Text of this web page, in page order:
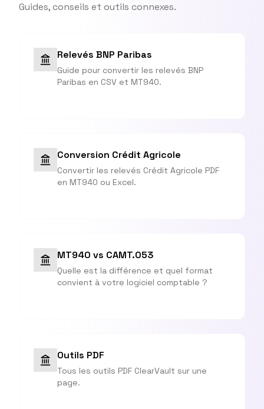
Guides, conseils et outils connexes.
Relevés BNP Paribas
Guide pour convertir les relevés BNP
Paribas en CSV et MT940.
Conversion Crédit Agricole
Convertir les relevés Crédit Agricole PDF
en MT940 ou Excel.
MT940 vs CAMT.053
Quelle est la différence et quel format
convient à votre logiciel comptable ?
Outils PDF
Tous les outils PDF ClearVault sur une
page.